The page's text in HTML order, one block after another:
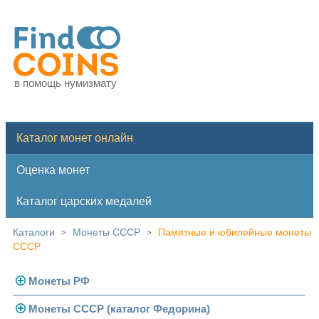
в помощь нумизмату
Каталог монет онлайн
Оценка монет
Каталог царских медалей
Каталоги > Монеты СССР >
Памятные и юбилейные монеты
СССР
Монеты РФ
Современная Россия
Монеты СССР (каталог Федорина)